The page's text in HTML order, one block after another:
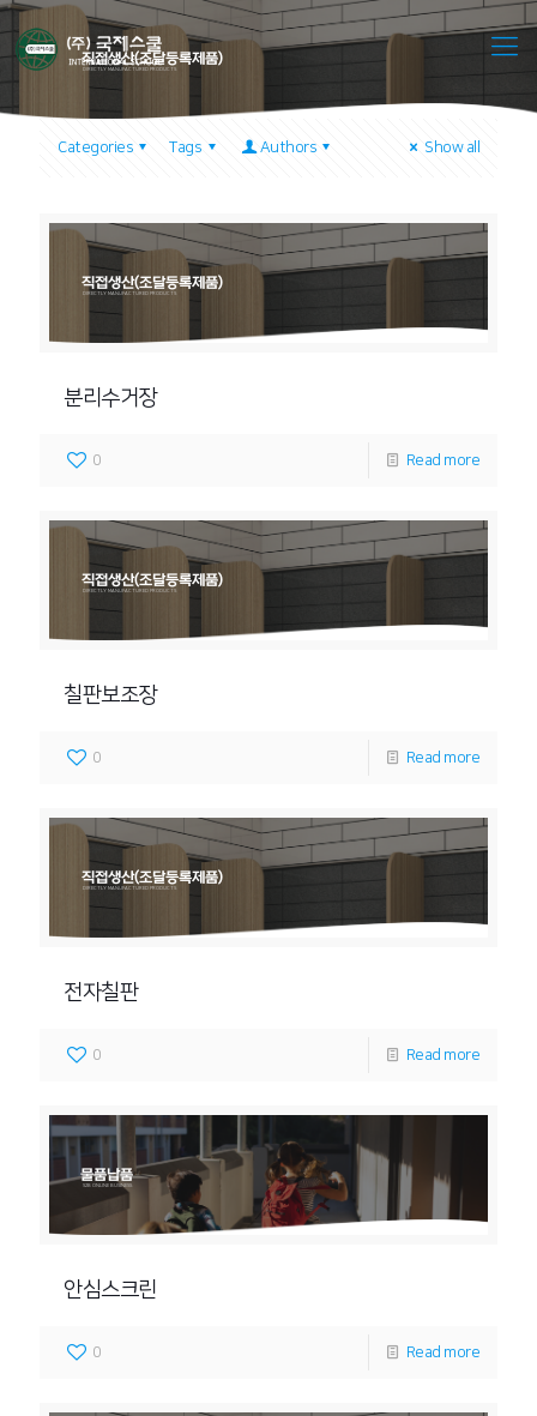
직접생산(조달등록제품)
DIRECTLY MANUFACTURED PRODUCTS
Categories Tags Authors Show all
직접생산(조달등록제품)
DIRECTLY MANUFACTURED PRODUCTS
분리수거장
0 Read more
직접생산(조달등록제품)
DIRECTLY MANUFACTURED PRODUCTS
칠판보조장
0 Read more
직접생산(조달등록제품)
DIRECTLY MANUFACTURED PRODUCTS
전자칠판
0 Read more
물품납품
S2B ONLINE BUSINESS
안심스크린
0 Read more